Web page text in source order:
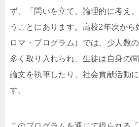
ず、「問いを立て、論理的に考え
うことにあります。高校2年次か
ロマ・プログラム）では、少人数
多く取り入れられ、生徒は自身の
論文を執筆したり、社会貢献活動
す。